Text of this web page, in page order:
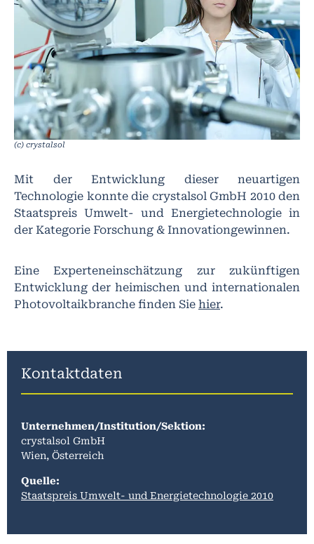
(c) crystalsol
Mit der Entwicklung dieser neuartigen
Technologie konnte die crystalsol GmbH 2010 den
Staatspreis Umwelt- und Energietechnologie in
der Kategorie Forschung & Innovationgewinnen.
Eine Experteneinschätzung zur zukünftigen
Entwicklung der heimischen und internationalen
Photovoltaikbranche finden Sie hier.
Kontaktdaten
Unternehmen/Institution/Sektion:
crystalsol GmbH
Wien, Österreich
Quelle:
Staatspreis Umwelt- und Energietechnologie 2010